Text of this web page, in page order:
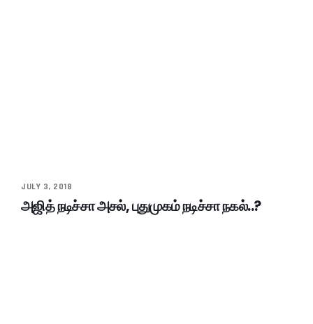
JULY 3, 2018
அஜித் நடிச்சா அசல், புதுமுகம் நடிச்சா நகல்..?